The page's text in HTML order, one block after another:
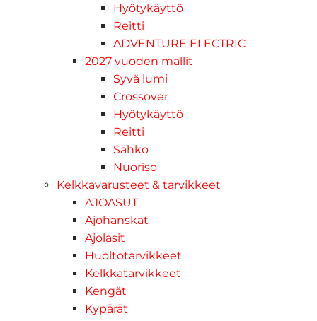
Hyötykäyttö
Reitti
ADVENTURE ELECTRIC
2027 vuoden mallit
Syvä lumi
Crossover
Hyötykäyttö
Reitti
Sähkö
Nuoriso
Kelkkavarusteet & tarvikkeet
AJOASUT
Ajohanskat
Ajolasit
Huoltotarvikkeet
Kelkkatarvikkeet
Kengät
Kypärät